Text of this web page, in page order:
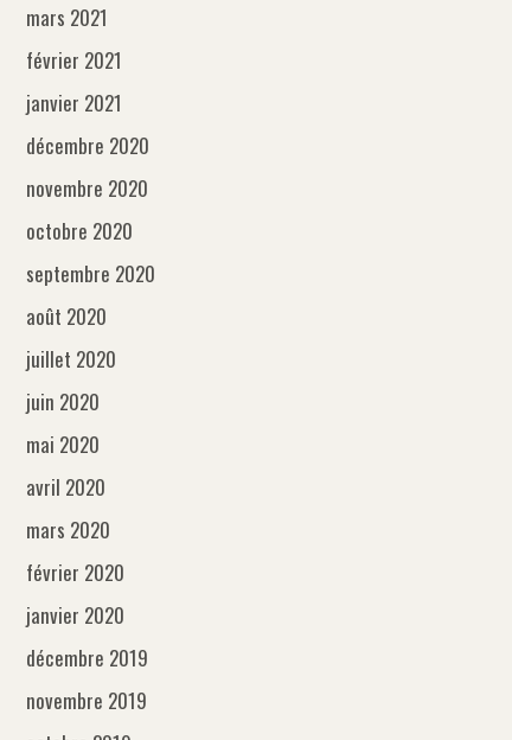
mars 2021
février 2021
janvier 2021
décembre 2020
novembre 2020
octobre 2020
septembre 2020
août 2020
juillet 2020
juin 2020
mai 2020
avril 2020
mars 2020
février 2020
janvier 2020
décembre 2019
novembre 2019